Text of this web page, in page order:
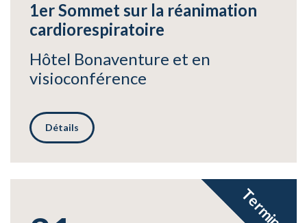
1er Sommet sur la réanimation
cardiorespiratoire
Hôtel Bonaventure et en
visioconférence
Détails
Terminé